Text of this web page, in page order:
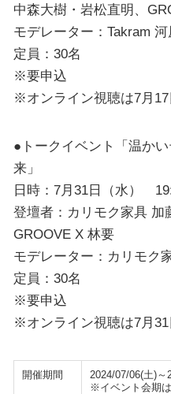
中森大樹・岩松直明、
モデレーター：Takram
定員：30名
※要申込
※オンライン視聴は7月
●トークイベント「温か
来」
日時：7月31日（水）
登壇者：カリモク家具 加
GROOVE X 林要
モデレーター：カリモク
定員：30名
※要申込
※オンライン視聴は7月
開催期間
2024/07/06(土)～
※イベント会期